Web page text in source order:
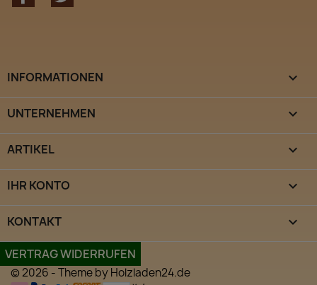
INFORMATIONEN 
UNTERNEHMEN 
ARTIKEL 
IHR KONTO 
KONTAKT keyboard_arrow_down
VERTRAG WIDERRUFEN
© 2026 - Theme by Holzladen24.de